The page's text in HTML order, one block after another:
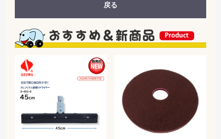
戻る